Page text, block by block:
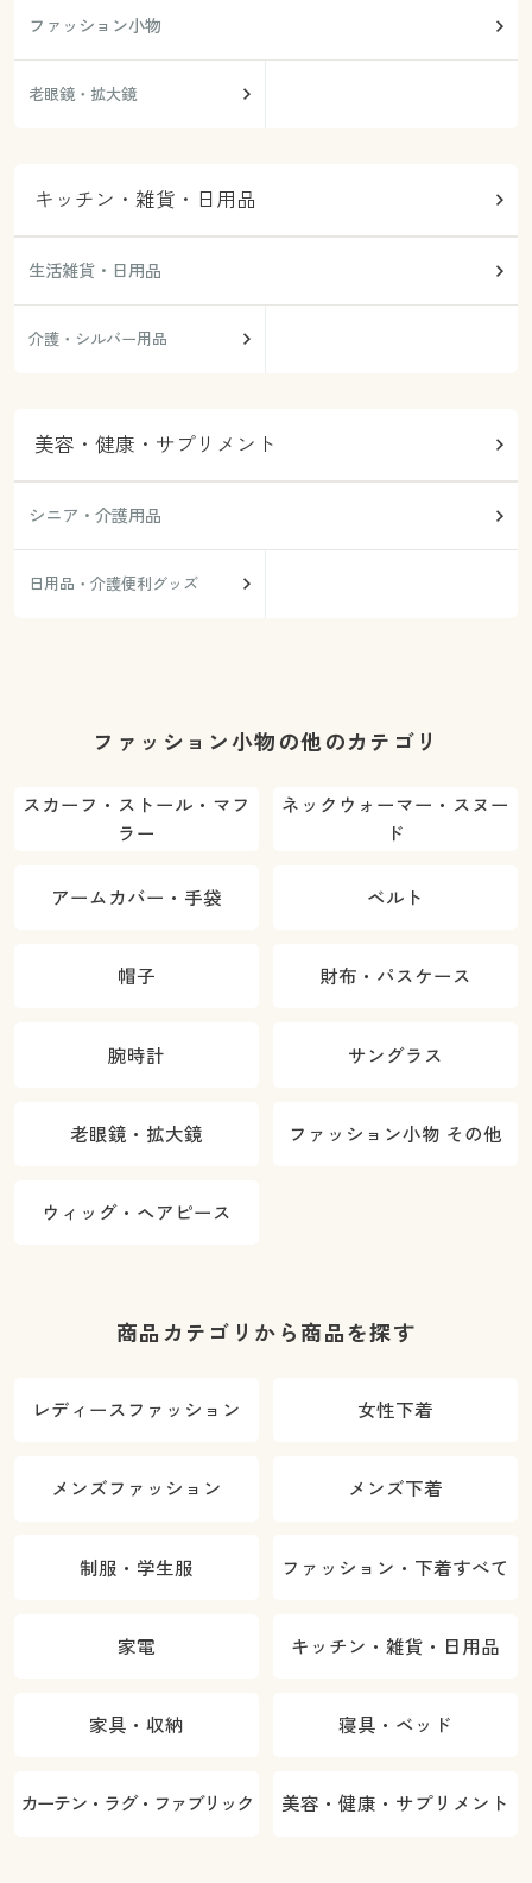
ファッション小物
老眼鏡・拡大鏡
キッチン・雑貨・日用品
生活雑貨・日用品
介護・シルバー用品
美容・健康・サプリメント
シニア・介護用品
日用品・介護便利グッズ
ファッション小物の他のカテゴリ
スカーフ・ストール・マフ
ラー
ネックウォーマー・スヌー
ド
アームカバー・手袋 ベルト
帽子 財布・パスケース
腕時計 サングラス
老眼鏡・拡大鏡 ファッション小物 その他
ウィッグ・ヘアピース
商品カテゴリから商品を探す
レディースファッション 女性下着
メンズファッション メンズ下着
制服・学生服 ファッション・下着すべて
家電 キッチン・雑貨・日用品
家具・収納 寝具・ベッド
カーテン・ラグ・ファブリック 美容・健康・サプリメント